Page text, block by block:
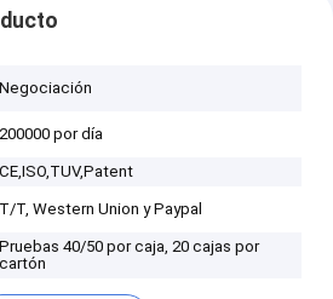
Negociación
200000 por día
CE,ISO,TUV,Patent
T/T, Western Union y Paypal
Pruebas 40/50 por caja, 20 cajas por
cartón